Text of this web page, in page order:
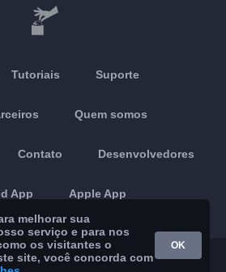
Tutoriais Suporte
Quem somos
Contato Desenvolvedores
App Apple App
Privacidade Status do serviço
melhorar sua
serviço e para nos
os visitantes o
site, você concorda com
OK